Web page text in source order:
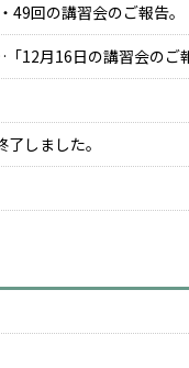
49回の講習会のご報告。
12月16日の講習会のご
しました。